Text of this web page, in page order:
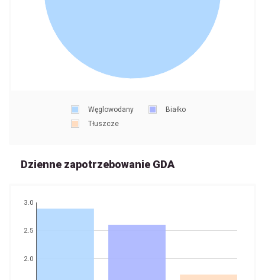
Węglowodany
Białko
Tłuszcze
Dzienne zapotrzebowanie GDA
2.0
2.5
3.0